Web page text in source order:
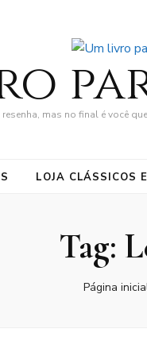
mas no final é você
LOJA CLÁSSICOS
Tag:
Página